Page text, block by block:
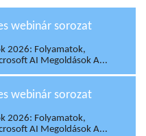
webinár sorozat
2026: Folyamatok,
AI Megoldások A...
webinár sorozat
2026: Folyamatok,
AI Megoldások A...